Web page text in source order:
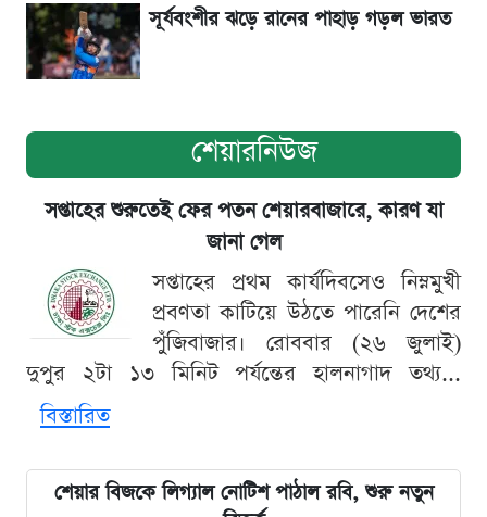
সূর্যবংশীর ঝড়ে রানের পাহাড় গড়ল ভারত
শেয়ারনিউজ
সপ্তাহের শুরুতেই ফের পতন শেয়ারবাজারে, কারণ যা
জানা গেল
সপ্তাহের প্রথম কার্যদিবসেও নিম্নমুখী
প্রবণতা কাটিয়ে উঠতে পারেনি দেশের
পুঁজিবাজার। রোববার (২৬ জুলাই)
দুপুর ২টা ১৩ মিনিট পর্যন্তের হালনাগাদ তথ্য...
বিস্তারিত
শেয়ার বিজকে লিগ্যাল নোটিশ পাঠাল রবি, শুরু নতুন